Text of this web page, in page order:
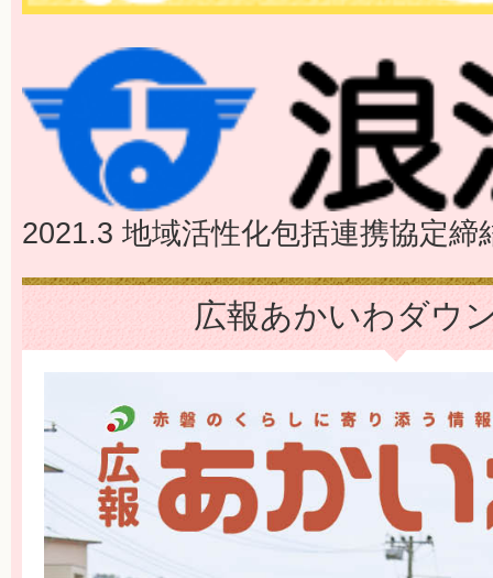
2021.3 地域活性化包括連携協定締
広報あかいわダウ